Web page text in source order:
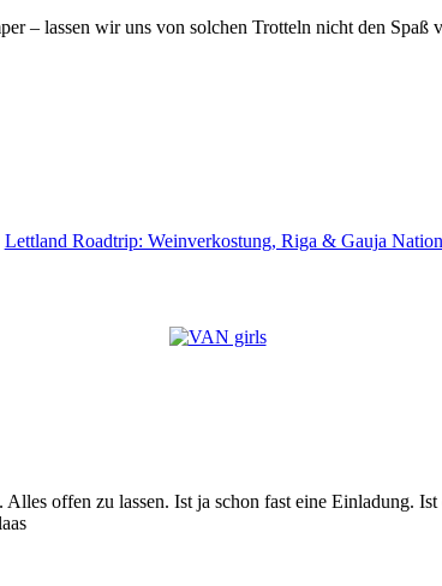
– lassen wir uns von solchen Trotteln nicht den Spaß
Lettland Roadtrip: Weinverkostung, Riga & Gauja
offen zu lassen. Ist ja schon fast eine Einladung.